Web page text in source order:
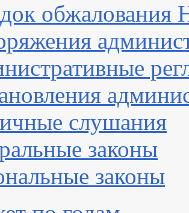
слушания
законы
законы